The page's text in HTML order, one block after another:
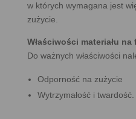
w których wymagana jest
zużycie.
Właściwości materiału na
Do ważnych właściwości
Odporność na zużycie
Wytrzymałość i twardość.